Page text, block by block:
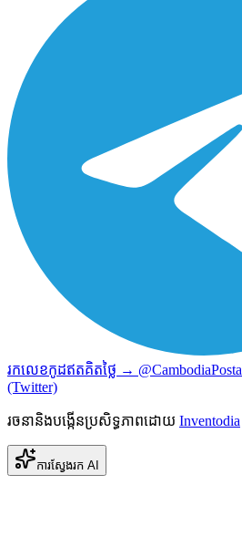
រកលេខកូដឥតគិតថ្លៃ →
(Twitter)
រចនានិងបង្កើនប្រសិទ្ធភាពដោយ Inventodia
ការស្វែងរក AI